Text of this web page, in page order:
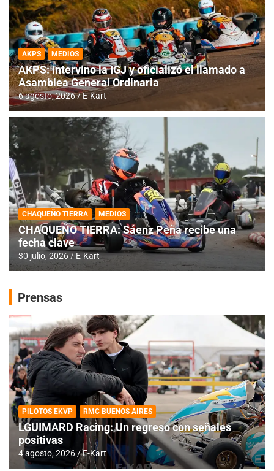
AKPS MEDIOS
AKPS: Intervino la IGJ y oficializó el llamado a
Asamblea General Ordinaria
6 agosto, 2026 E-Kart
CHAQUEÑO TIERRA MEDIOS
CHAQUEÑO TIERRA: Sáenz Peña recibe una
fecha clave
30 julio, 2026 E-Kart
Prensas
PILOTOS EKVP RMC BUENOS AIRES
LGUIMARD Racing: Un regreso con señales
positivas
4 agosto, 2026 E-Kart